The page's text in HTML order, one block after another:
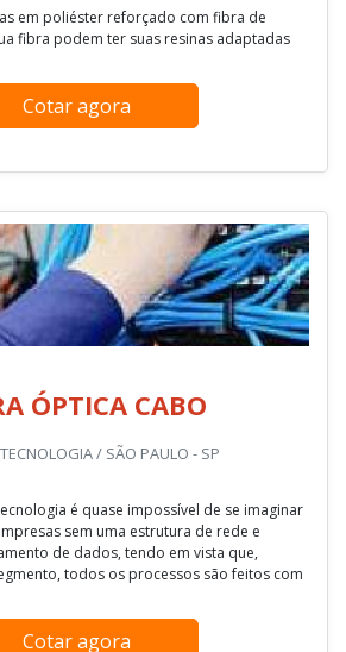
em poliéster reforçado com fibra de
fibra podem ter suas resinas adaptadas
Cotar agora
ÓPTICA CABO
/ SÃO PAULO - SP
é quase impossível de se imaginar
sem uma estrutura de rede e
de dados, tendo em vista que,
todos os processos são feitos com
Cotar agora